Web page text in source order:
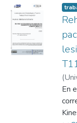
y
y
con
del
(
En